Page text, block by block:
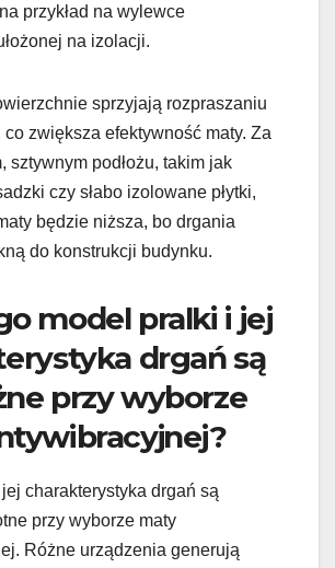
przykład na wylewce
na izolacji.
sprzyjają rozpraszaniu
zwiększa efektywność maty. Za
sztywnym podłożu, takim jak
czy słabo izolowane płytki,
będzie niższa, bo drgania
do konstrukcji budynku.
model pralki i jej
drgań są
przy wyborze
charakterystyka drgań są
przy wyborze maty
Różne urządzenia generują